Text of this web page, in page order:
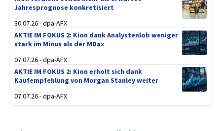
Jahresprognose konkretisiert
30.07.26 - dpa-AFX
AKTIE IM FOKUS 2: Kion dank Analystenlob weniger
stark im Minus als der MDax
07.07.26 - dpa-AFX
AKTIE IM FOKUS 2: Kion erholt sich dank
Kaufempfehlung von Morgan Stanley weiter
07.07.26 - dpa-AFX